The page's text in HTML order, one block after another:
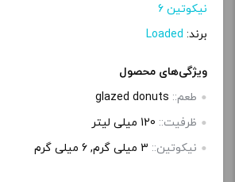
نیکوتین 6
برند: Loaded
ویژگی‌های محصول
طعم:: glazed donuts
ظرفیت:: 120 میلی لیتر
نیکوتین:: 3 میلی گرم, 6 میلی‌ گرم